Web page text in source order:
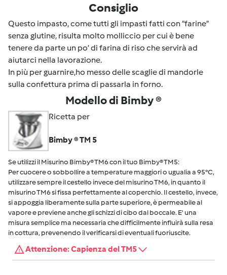
Consiglio
Questo impasto, come tutti gli impasti fatti con “farine”
senza glutine, risulta molto molliccio per cui è bene
tenere da parte un po’ di farina di riso che servirà ad
aiutarci nella lavorazione.
In più per guarnire,ho messo delle scaglie di mandorle
sulla confettura prima di passarla in forno.
Modello di Bimby ®
Ricetta per
Bimby ® TM 5
Se utilizzi il Misurino Bimby® TM6 con il tuo Bimby® TM5:
Per cuocere o sobbollire a temperature maggiori o ugualia a 95°C,
utilizzare sempre il cestello invece del misurino TM6, in quanto il
misurino TM6 si fissa perfettamente al coperchio. Il cestello, invece,
si appoggia liberamente sulla parte superiore, è permeabile al
vapore e previene anche gli schizzi di cibo dal boccale. E' una
misura semplice ma necessaria che difficilmente influirà sulla resa
in cottura, prevenendo il verificarsi di eventuali fuoriuscite.
Attenzione: Capienza del TM5